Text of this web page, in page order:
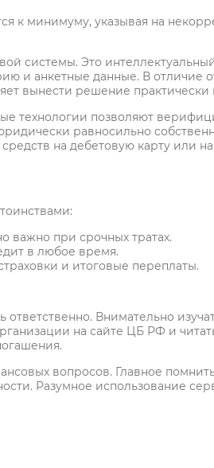
к минимуму, указывая на
системы. Это
и анкетные данные. В отличие
вынести решение практически
технологии позволяют
равносильно
на дебетовую карту или
важно при срочных тратах.
в любое время.
и итоговые переплаты.
Внимательно
на сайте ЦБ РФ и
вопросов. Главное
Разумное использование